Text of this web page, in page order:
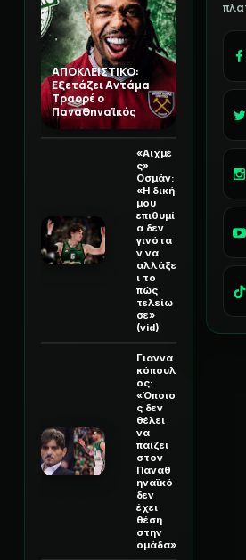
ΑΠΟΚΛΕΙΣΤΙΚΟ:
Εξετάζει Αντάμα
Τραορέ ο
Παναθηναϊκός
«Αιχμέ
ς»
Οσμάν:
«Η δική
μου
επιθυμί
α δεν
γινότα
ν να
αλλάξε
ι το
πώς
τελείω
σε»
(vid)
Γιαννα
κόπουλ
ος:
«Όποιο
ς δεν
θέλει
να
παίζει
στον
Παναθ
ηναϊκό
δεν
έχει
θέση
στην
ομάδα»